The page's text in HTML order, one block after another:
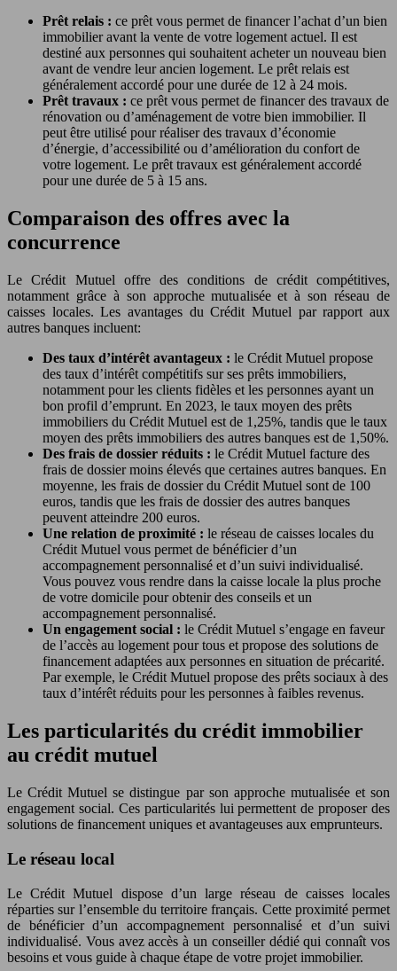
Prêt relais : ce prêt vous permet de financer l’achat d’un bien
immobilier avant la vente de votre logement actuel. Il est
destiné aux personnes qui souhaitent acheter un nouveau bien
avant de vendre leur ancien logement. Le prêt relais est
généralement accordé pour une durée de 12 à 24 mois.
Prêt travaux : ce prêt vous permet de financer des travaux de
rénovation ou d’aménagement de votre bien immobilier. Il
peut être utilisé pour réaliser des travaux d’économie
d’énergie, d’accessibilité ou d’amélioration du confort de
votre logement. Le prêt travaux est généralement accordé
pour une durée de 5 à 15 ans.
Comparaison des offres avec la
concurrence
Le Crédit Mutuel offre des conditions de crédit compétitives,
notamment grâce à son approche mutualisée et à son réseau de
caisses locales. Les avantages du Crédit Mutuel par rapport aux
autres banques incluent:
Des taux d’intérêt avantageux : le Crédit Mutuel propose
des taux d’intérêt compétitifs sur ses prêts immobiliers,
notamment pour les clients fidèles et les personnes ayant un
bon profil d’emprunt. En 2023, le taux moyen des prêts
immobiliers du Crédit Mutuel est de 1,25%, tandis que le taux
moyen des prêts immobiliers des autres banques est de 1,50%.
Des frais de dossier réduits : le Crédit Mutuel facture des
frais de dossier moins élevés que certaines autres banques. En
moyenne, les frais de dossier du Crédit Mutuel sont de 100
euros, tandis que les frais de dossier des autres banques
peuvent atteindre 200 euros.
Une relation de proximité : le réseau de caisses locales du
Crédit Mutuel vous permet de bénéficier d’un
accompagnement personnalisé et d’un suivi individualisé.
Vous pouvez vous rendre dans la caisse locale la plus proche
de votre domicile pour obtenir des conseils et un
accompagnement personnalisé.
Un engagement social : le Crédit Mutuel s’engage en faveur
de l’accès au logement pour tous et propose des solutions de
financement adaptées aux personnes en situation de précarité.
Par exemple, le Crédit Mutuel propose des prêts sociaux à des
taux d’intérêt réduits pour les personnes à faibles revenus.
Les particularités du crédit immobilier
au crédit mutuel
Le Crédit Mutuel se distingue par son approche mutualisée et son
engagement social. Ces particularités lui permettent de proposer des
solutions de financement uniques et avantageuses aux emprunteurs.
Le réseau local
Le Crédit Mutuel dispose d’un large réseau de caisses locales
réparties sur l’ensemble du territoire français. Cette proximité permet
de bénéficier d’un accompagnement personnalisé et d’un suivi
individualisé. Vous avez accès à un conseiller dédié qui connaît vos
besoins et vous guide à chaque étape de votre projet immobilier.